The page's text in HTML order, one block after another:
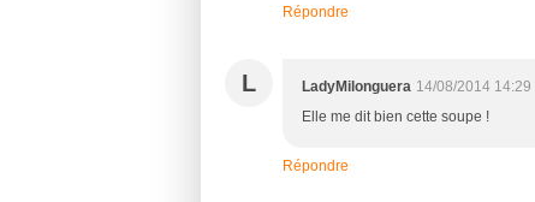
Répondre
L LadyMilonguera 14/08/2014 14:29
Elle me dit bien cette soupe !
Répondre